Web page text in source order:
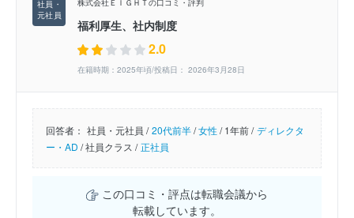
福利厚生、社内制度
2.0
在籍時期：2025年頃/投稿日： 2026年3月28日
回答者： 社員・元社員 / 20代前半/女性/1年前 / ディレクタ
ー・AD /社員クラス / 正社員
この口コミ・評点は転職会議から
転載しています。